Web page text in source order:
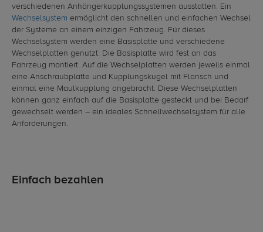
verschiedenen Anhängerkupplungssystemen ausstatten. Ein
Wechselsystem ermöglicht den schnellen und einfachen Wechsel
der Systeme an einem einzigen Fahrzeug. Für dieses
Wechselsystem werden eine Basisplatte und verschiedene
Wechselplatten genutzt. Die Basisplatte wird fest an das
Fahrzeug montiert. Auf die Wechselplatten werden jeweils einmal
eine Anschraubplatte und Kupplungskugel mit Flansch und
einmal eine Maulkupplung angebracht. Diese Wechselplatten
können ganz einfach auf die Basisplatte gesteckt und bei Bedarf
gewechselt werden – ein ideales Schnellwechselsystem für alle
Anforderungen.
Einfach bezahlen